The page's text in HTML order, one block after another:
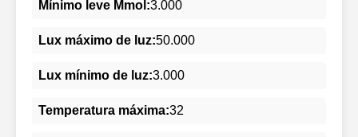
Mínimo leve Mmol:3.000
Lux máximo de luz:50.000
Lux mínimo de luz:3.000
Temperatura máxima:32